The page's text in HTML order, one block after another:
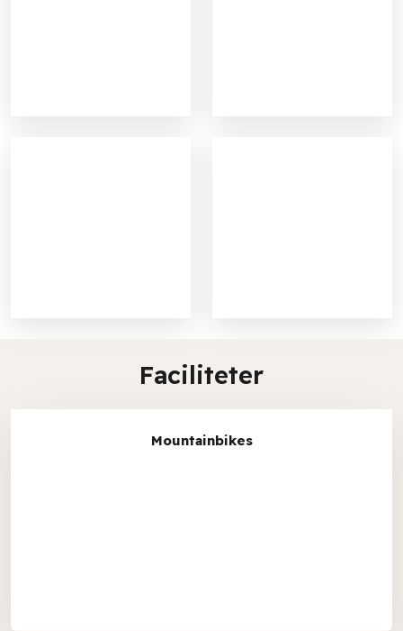
Faciliteter​
Mountainbikes